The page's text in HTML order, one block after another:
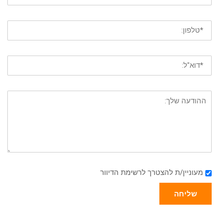
מעוניין/ת להצטרך לרשימת הדיוור
שליחה